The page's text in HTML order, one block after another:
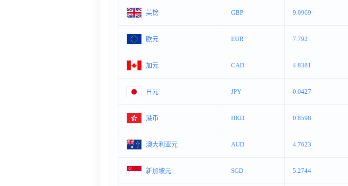
英镑 GBP 9.0969
欧元 EUR 7.792
加元 CAD 4.8381
日元 JPY 0.0427
港币 HKD 0.8598
澳大利亚元 AUD 4.7623
新加坡元 SGD 5.2744